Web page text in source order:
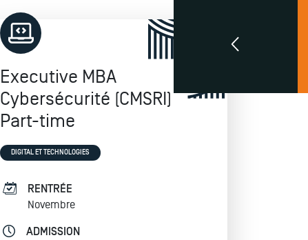
Executive MBA
Cybersécurité (CMSRI)
Part-time
DIGITAL ET TECHNOLOGIES
RENTRÉE
Novembre
ADMISSION